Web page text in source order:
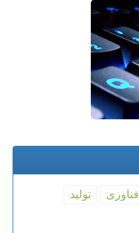
فناوری
تولید